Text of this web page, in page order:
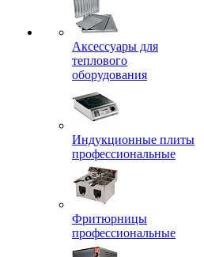
Аксессуары для
теплового
оборудования
Индукционные плиты
профессиональные
Фритюрницы
профессиональные